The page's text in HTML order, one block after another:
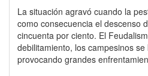
La situación agravó cuando la
como consecuencia el descenso
cincuenta por ciento. El
debilitamiento, los campesinos
provocando grandes